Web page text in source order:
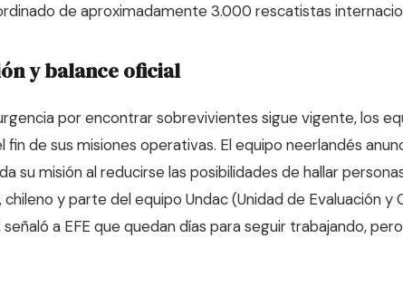
de aproximadamente 3.000 rescatistas
y balance oficial
por encontrar sobrevivientes sigue vigente, los
fin de sus misiones operativas. El equipo neerlandés
su misión al reducirse las posibilidades de hallar
chileno y parte del equipo Undac (Unidad de Evaluación
señaló a EFE que quedan días para seguir trabajando,